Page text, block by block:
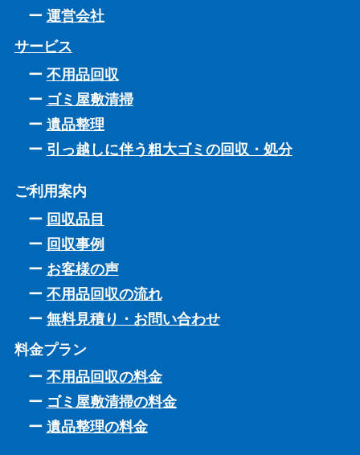
運営会社
サービス
不用品回収
ゴミ屋敷清掃
遺品整理
引っ越しに伴う粗大ゴミの回収・処分
ご利用案内
回収品目
回収事例
お客様の声
不用品回収の流れ
無料見積り・お問い合わせ
料金プラン
不用品回収の料金
ゴミ屋敷清掃の料金
遺品整理の料金